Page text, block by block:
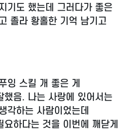
기도 했는데 그러다가 좋은
졸라 황홀한 기억 남기고
잉 스킬 개 좋은 게
했음. 나는 사랑에 있어서는
각하는 사람이었는데
하다는 것을 이번에 깨닫게